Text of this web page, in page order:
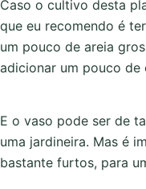
Caso o cultivo desta
que eu recomendo é
um pouco de areia
adicionar um pouco
E o vaso pode ser de
uma jardineira. Mas é
bastante furtos, para